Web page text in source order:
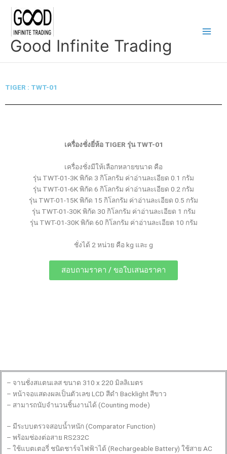
content
Good Infinite Trading
TIGER : TWT-01
เครื่องชั่งยี่ห้อ TIGER รุ่น TWT-01
เครื่องชั่งมีให้เลือกหลายขนาด คือ
รุ่น TWT-01-3K พิกัด 3 กิโลกรัม ค่าอ่านละเอียด 0.1 กรัม
รุ่น TWT-01-6K พิกัด 6 กิโลกรัม ค่าอ่านละเอียด 0.2 กรัม
รุ่น TWT-01-15K พิกัด 15 กิโลกรัม ค่าอ่านละเอียด 0.5 กรัม
รุ่น TWT-01-30K พิกัด 30 กิโลกรัม ค่าอ่านละเอียด 1 กรัม
รุ่น TWT-01-30K พิกัด 60 กิโลกรัม ค่าอ่านละเอียด 10 กรัม
ชั่งได้ 2 หน่วย คือ kg และ g
สอบถามราคา / ขอใบเสนอราคา
– จานชั่งสแตนเลส ขนาด 310 x 220 มิลลิเมตร
– หน้าจอแสดงผลเป็นตัวเลข LCD สีดำ Backlight สีขาว
– สามารถนับจำนวนชิ้นงานได้ (Counting mode)
– มีระบบตรวจสอบน้ำหนัก (Comparator Function)
– พร้อมช่องต่อสาย RS232C
– ใช้แบตเตอรี่ ชนิดชาร์จไฟฟ้าได้ (Rechargeable Battery) ใช้สาย AC